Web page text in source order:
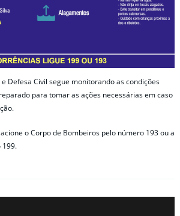
Defesa Civil segue monitorando as condições
para tomar as ações necessárias em caso
o Corpo de Bombeiros pelo número 193 ou a
199.